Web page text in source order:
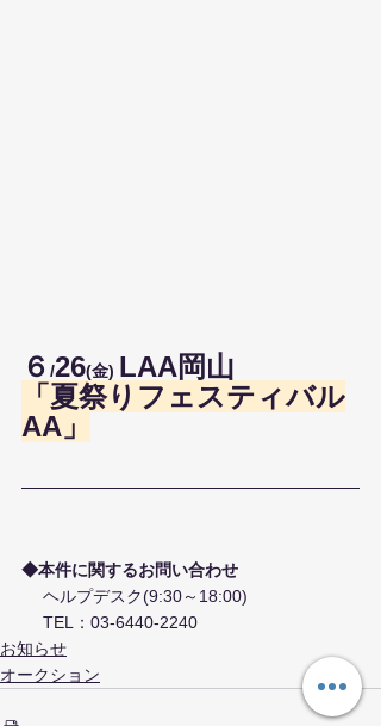
６ /26(金) LAA岡山
「夏祭りフェスティバル
AA」
◆本件に関するお問い合わせ
ヘルプデスク(9:30～18:00)
TEL：03-6440-2240
お知らせ
オークション